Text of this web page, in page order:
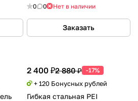
0 0 Нет в наличии
Заказать
2 400 ₽2 880 ₽ -17%
+ 120 Бонусных рублей
Гибкая стальная PEI